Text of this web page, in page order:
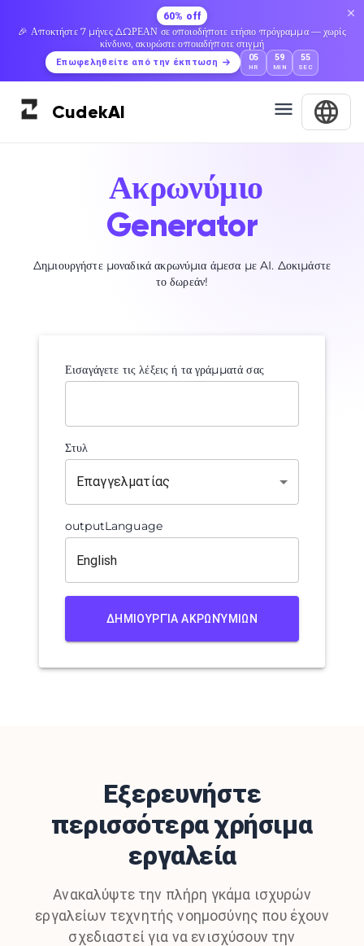
60% off
🎉 Αποκτήστε 7 μήνες ΔΩΡΕΑΝ σε οποιοδήποτε ετήσιο πρόγραμμα — χωρίς
κίνδυνο, ακυρώστε οποιαδήποτε στιγμή
Επωφεληθείτε από την έκπτωση 05
HR
59
MIN
54
SEC
CudekAI
Ακρωνύμιο
Generator
Δημιουργήστε μοναδικά ακρωνύμια άμεσα με AI. Δοκιμάστε
το δωρεάν!
Εισαγάγετε τις λέξεις ή τα γράμματά σας
Στυλ
Επαγγελματίας
outputLanguage
ΔΗΜΙΟΥΡΓΊΑ ΑΚΡΩΝΎΜΙΩΝ
Εξερευνήστε
περισσότερα χρήσιμα
εργαλεία
Ανακαλύψτε την πλήρη γκάμα ισχυρών
εργαλείων τεχνητής νοημοσύνης που έχουν
σχεδιαστεί για να ενισχύσουν την